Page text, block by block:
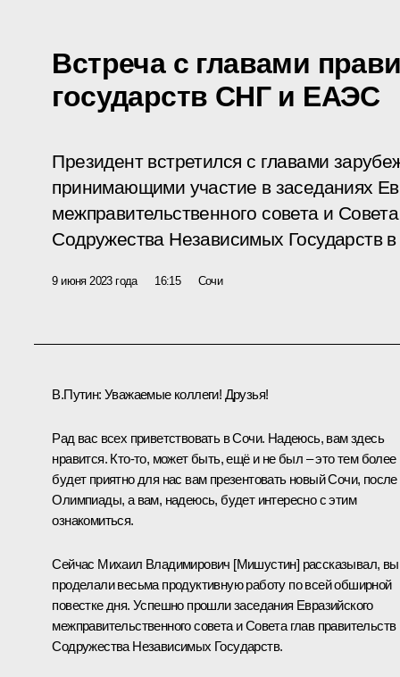
Встреча с главами
государств СНГ и ЕАЭС
Президент встретился с главами
принимающими участие в заседаниях
межправительственного совета и
Содружества Независимых Государств
9 июня 2023 года 16:15 Сочи
В.Путин: Уважаемые коллеги! Друзья!
Рад вас всех приветствовать в Сочи. Надеюсь, вам здесь
нравится. Кто-то, может быть, ещё и не был – это тем более
будет приятно для нас вам презентовать новый Сочи, после
Олимпиады, а вам, надеюсь, будет интересно с этим
ознакомиться.
Сейчас Михаил Владимирович [Мишустин] рассказывал, вы
проделали весьма продуктивную работу по всей обширной
повестке дня. Успешно прошли заседания Евразийского
межправительственного совета и Совета глав правительств
Содружества Независимых Государств.